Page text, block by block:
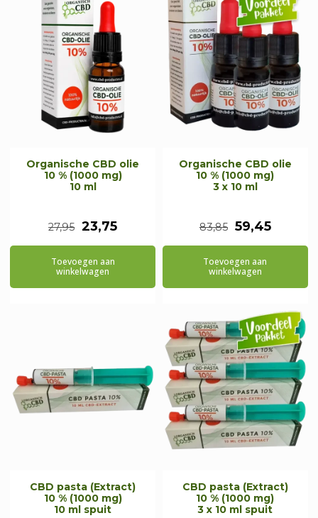
Organische CBD olie
10 % (1000 mg)
10 ml
27,95 Oorspronkelijke
prijs
was:
23,75Huidige
prijs
Toevoegen aan
winkelwagen
Organische CBD olie
10 % (1000 mg)
3 x 10 ml
83,85
prijs
was:
59,45
prijs
Toevoegen aan
winkelwagen
CBD pasta (Extract)
10 % (1000 mg)
10 ml spuit
CBD pasta (Extract)
10 % (1000 mg)
3 x 10 ml spuit